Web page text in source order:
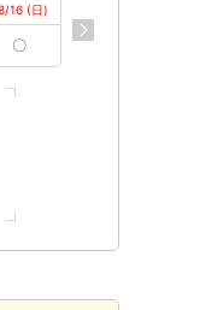
16 (日)
〇